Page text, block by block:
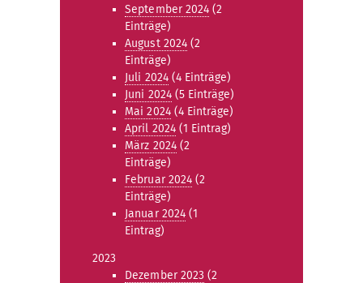
September 2024 (2
Einträge)
August 2024 (2
Einträge)
Juli 2024(4 Einträge)
Juni 2024(5 Einträge)
Mai 2024(4 Einträge)
April 2024 (1 Eintrag)
März 2024(2
Einträge)
Februar 2024 (2
Einträge)
Januar 2024 (1
Eintrag)
2023
Dezember 2023 (2